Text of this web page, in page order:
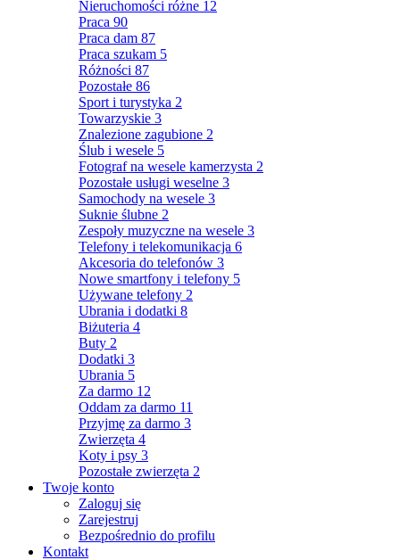
Nieruchomości różne 12
Praca 90
Praca dam 87
Praca szukam 5
Różności 87
Pozostałe 86
Sport i turystyka 2
Towarzyskie 3
Znalezione zagubione 2
Ślub i wesele 5
Fotograf na wesele kamerzysta 2
Pozostałe usługi weselne 3
Samochody na wesele 3
Suknie ślubne 2
Zespoły muzyczne na wesele 3
Telefony i telekomunikacja 6
Akcesoria do telefonów 3
Nowe smartfony i telefony 5
Używane telefony 2
Ubrania i dodatki 8
Biżuteria 4
Buty 2
Dodatki 3
Ubrania 5
Za darmo 12
Oddam za darmo 11
Przyjmę za darmo 3
Zwierzęta 4
Koty i psy 3
Pozostałe zwierzęta 2
Twoje konto
Zaloguj się
Zarejestruj
Bezpośrednio do profilu
Kontakt